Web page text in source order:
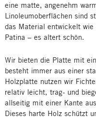
eine matte, angenehm
Linoleumoberflächen sind
das Material entwickelt
Patina – es altert schön.
Wir bieten die Platte mit
besteht immer aus einer
Holzplatte nutzen wir
relativ leicht, trag- und
allseitig mit einer Kante
Dieses harte Holz schützt